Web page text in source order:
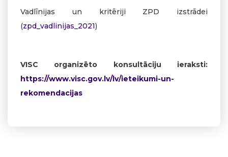
Vadlīnijas un kritēriji ZPD izstrādei
(zpd_vadlinijas_2021)
VISC organizēto konsultāciju ieraksti:
https://www.visc.gov.lv/lv/ieteikumi-un-
rekomendacijas